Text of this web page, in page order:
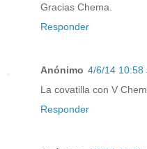
Gracias Chema.
Responder
Anónimo 4/6/14 10:58
La covatilla con V
Responder